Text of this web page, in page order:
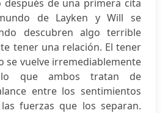
después de una primera cita
de Layken y Will se
descubren algo terrible
tener una relación. El tener
se vuelve irremediablemente
que ambos tratan de
entre los sentimientos
fuerzas que los separan.